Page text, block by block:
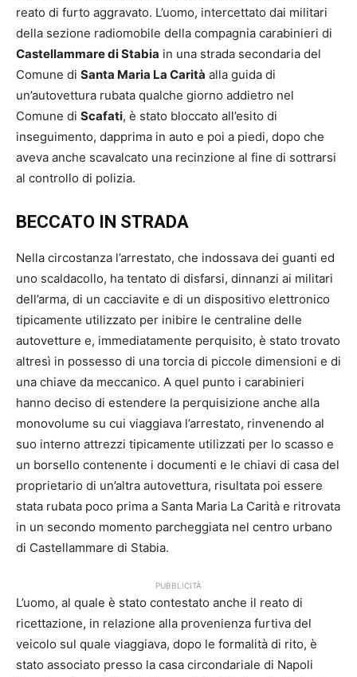
reato di furto aggravato. L’uomo, intercettato dai militari
della sezione radiomobile della compagnia carabinieri di
Castellammare di Stabia in una strada secondaria del
Comune di Santa Maria La Carità alla guida di
un’autovettura rubata qualche giorno addietro nel
Comune di Scafati, è stato bloccato all’esito di
inseguimento, dapprima in auto e poi a piedi, dopo che
aveva anche scavalcato una recinzione al fine di sottrarsi
al controllo di polizia.
BECCATO IN STRADA
Nella circostanza l’arrestato, che indossava dei guanti ed
uno scaldacollo, ha tentato di disfarsi, dinnanzi ai militari
dell’arma, di un cacciavite e di un dispositivo elettronico
tipicamente utilizzato per inibire le centraline delle
autovetture e, immediatamente perquisito, è stato trovato
altresì in possesso di una torcia di piccole dimensioni e di
una chiave da meccanico. A quel punto i carabinieri
hanno deciso di estendere la perquisizione anche alla
monovolume su cui viaggiava l’arrestato, rinvenendo al
suo interno attrezzi tipicamente utilizzati per lo scasso e
un borsello contenente i documenti e le chiavi di casa del
proprietario di un’altra autovettura, risultata poi essere
stata rubata poco prima a Santa Maria La Carità e ritrovata
in un secondo momento parcheggiata nel centro urbano
di Castellammare di Stabia.
PUBBLICITÀ
L’uomo, al quale è stato contestato anche il reato di
ricettazione, in relazione alla provenienza furtiva del
veicolo sul quale viaggiava, dopo le formalità di rito, è
stato associato presso la casa circondariale di Napoli